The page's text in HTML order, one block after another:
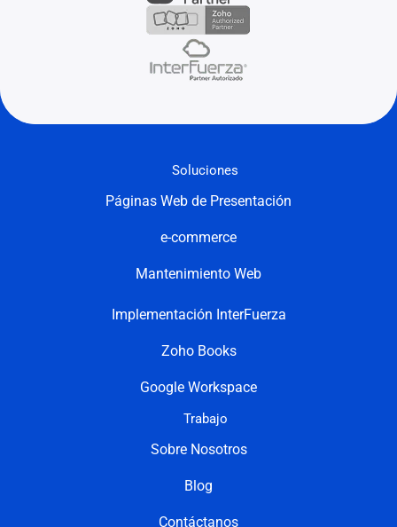
Soluciones
Páginas Web de Presentación
e-commerce
Mantenimiento Web
Implementación InterFuerza
Zoho Books
Google Workspace
Trabajo
Sobre Nosotros
Blog
Contáctanos